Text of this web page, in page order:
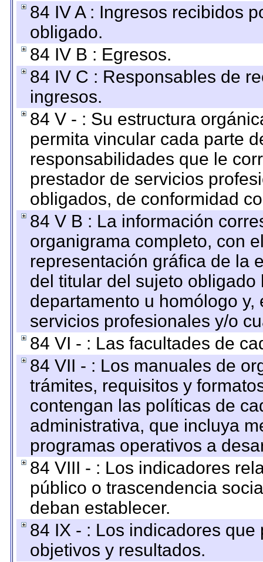
84 IV A : Ingresos recibidos
obligado.
84 IV B : Egresos.
84 IV C : Responsables de
ingresos.
84 V - : Su estructura
permita vincular cada parte
responsabilidades que le
prestador de servicios
obligados, de conformidad
84 V B : La información
organigrama completo, con
representación gráfica de la
del titular del sujeto
departamento u homólogo
servicios profesionales y/o
84 VI - : Las facultades de
84 VII - : Los manuales de
trámites, requisitos y
contengan las políticas de
administrativa, que incluya
programas operativos a
84 VIII - : Los indicadores
público o trascendencia
deban establecer.
84 IX - : Los indicadores
objetivos y resultados.